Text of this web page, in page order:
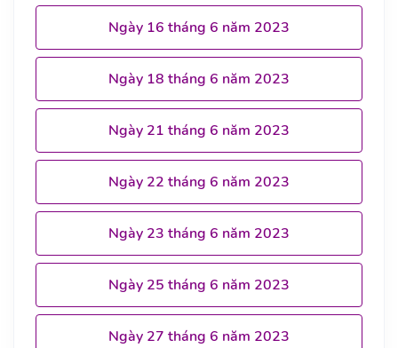
Ngày 16 tháng 6 năm 2023
Ngày 18 tháng 6 năm 2023
Ngày 21 tháng 6 năm 2023
Ngày 22 tháng 6 năm 2023
Ngày 23 tháng 6 năm 2023
Ngày 25 tháng 6 năm 2023
Ngày 27 tháng 6 năm 2023